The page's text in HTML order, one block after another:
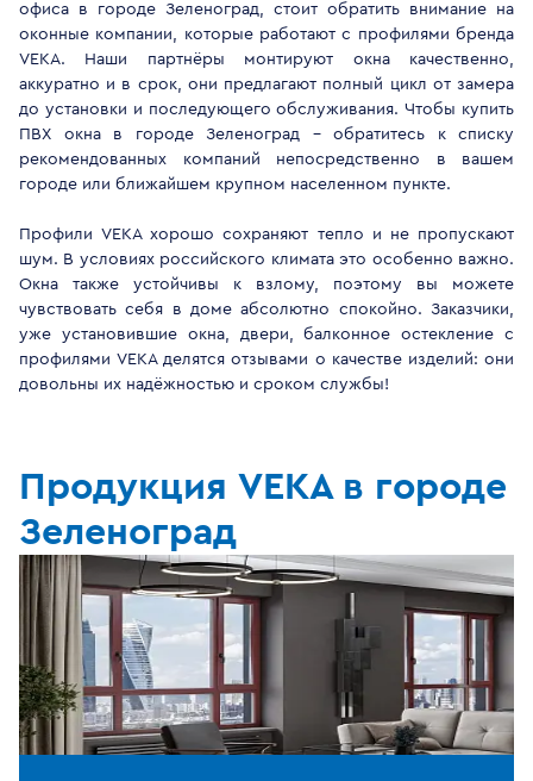
офиса в городе Зеленоград, стоит обратить внимание на
оконные компании, которые работают с профилями бренда
VEKA. Наши партнёры монтируют окна качественно,
аккуратно и в срок, они предлагают полный цикл от замера
до установки и последующего обслуживания. Чтобы купить
ПВХ окна в городе Зеленоград - обратитесь к списку
рекомендованных компаний непосредственно в вашем
городе или ближайшем крупном населенном пункте.
Профили VEKA хорошо сохраняют тепло и не пропускают
шум. В условиях российского климата это особенно важно.
Окна также устойчивы к взлому, поэтому вы можете
чувствовать себя в доме абсолютно спокойно. Заказчики,
уже установившие окна, двери, балконное остекление с
профилями VEKA делятся отзывами о качестве изделий: они
довольны их надёжностью и сроком службы!
Продукция VEKA в городе
Зеленоград